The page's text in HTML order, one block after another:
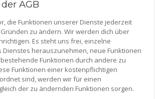
AGB
die Funktionen unserer Dienste jederzeit
zu ändern. Wir werden dich über
Es steht uns frei, einzelne
Dienstes herauszunehmen, neue Funktionen
Funktionen durch andere zu
Funktionen einer kostenpflichtigen
sind, werden wir für einen
der zu ändernden Funktionen sorgen.